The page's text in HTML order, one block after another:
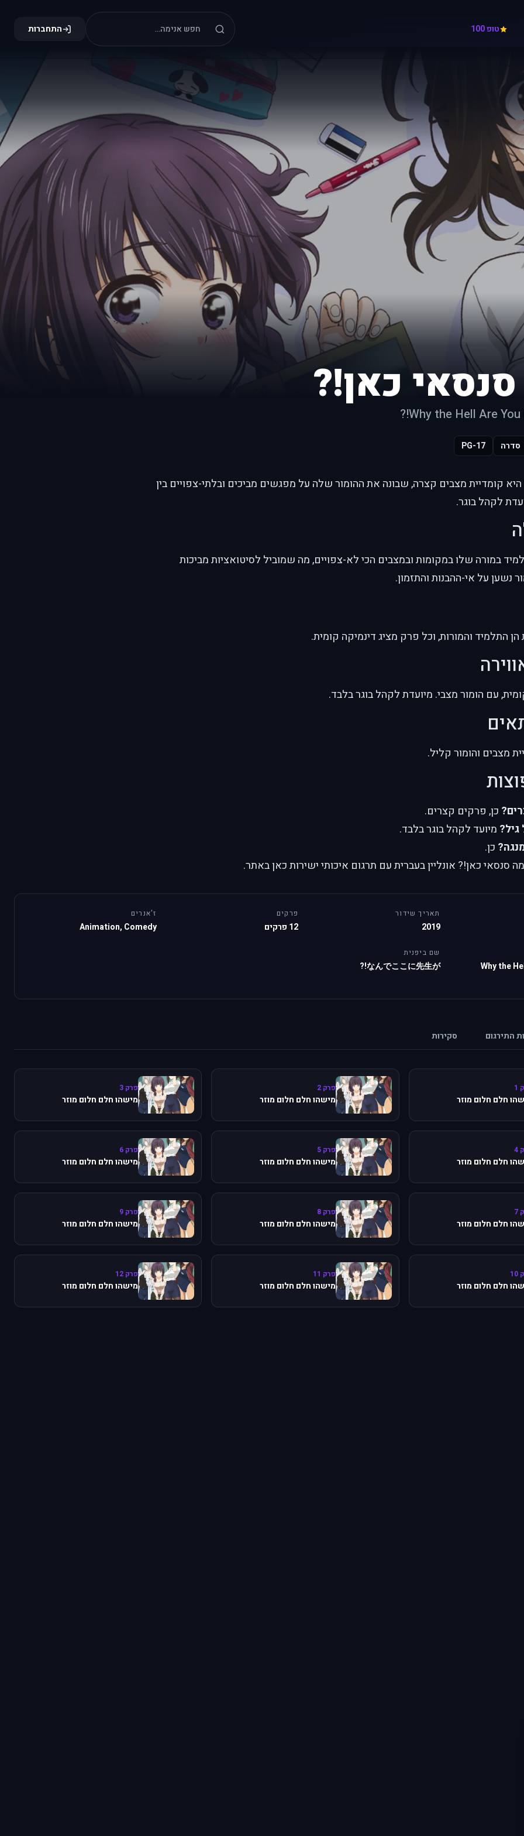
טופ 100 התחברות
כאן!?
Why the Hell Are You
סדרה PG-17
קומדיית מצבים קצרה, שבונה את ההומור שלה על מפגשים מביכים ובלתי-צפויים בין
לקהל בוגר.
במורה שלו במקומות ובמצבים הכי לא-צפויים, מה שמוביל לסיטואציות מביכות
נשען על אי-ההבנות והתזמון.
הן התלמיד והמורות, וכל פרק מציג דינמיקה קומית.
עם הומור מצבי. מיועדת לקהל בוגר בלבד.
מצבים והומור קליל.
כן, פרקים קצרים.
מיועד לקהל בוגר בלבד.
כן.
כאן!? אונליין בעברית עם תרגום איכותי ישירות כאן באתר.
תאריך שידור
2019
פרקים
12 פרקים
ז'אנרים
Animation, Comedy
Why the
שם ביפנית
なんでここに先生が!?
התירגום סקירות
חלם חלום מוזר
פרק 2
מישהו חלם חלום מוזר
פרק 3
מישהו חלם חלום מוזר
חלם חלום מוזר
פרק 5
מישהו חלם חלום מוזר
פרק 6
מישהו חלם חלום מוזר
חלם חלום מוזר
פרק 8
מישהו חלם חלום מוזר
פרק 9
מישהו חלם חלום מוזר
חלם חלום מוזר
פרק 11
מישהו חלם חלום מוזר
פרק 12
מישהו חלם חלום מוזר